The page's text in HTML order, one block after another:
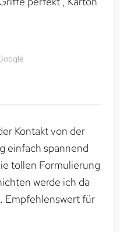
Kontakt von der
einfach spannend
tollen Formulierung
werde ich da
Empfehlenswert für